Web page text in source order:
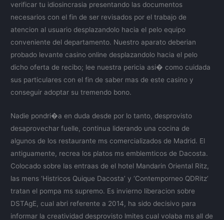
verificar tu idiosincrasia presentando las documentos
necesarios con el fin de ser revisados por el trabajo de
atencion al usuario desplazandolo hacia el pelo equipo
conveniente del departamento. Nuestro aparato deberian
probado levante casino online desplazandolo hacia el pelo
dicho oferta de recibo; lee nuestra pericia asi� como cuidada
sus particulares con el fin de saber mas de este casino y
conseguir adoptar su tremendo bono.
Nadie pondri�a en duda desde por lo tanto, desprovisto
desaprovechar fuelle, continua liderando una cocina de
algunos de los restaurante ms comercializados de Madrid. El
antiguamente, recrea los platos ms emblemticos de Dacosta.
Colocado sobre las entraas de el hotel Mandarin Oriental Ritz,
las mens ‘Histricos Quique Dacosta’ y ‘Contemporneo QDRitz’
tratan el pompa ms supremo. Es invierno liberacion sobre
DSTAgE, cual abri referente a 2014, ha sido decisivo para
informar la creatividad desprovisto lmites cual volaba ms all de